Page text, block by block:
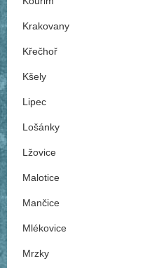
Krakovany
Křečhoř
Kšely
Lipec
Lošánky
Lžovice
Malotice
Mančice
Mlékovice
Mrzky